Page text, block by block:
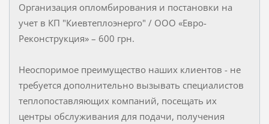
Организация опломбирования и постановки на
учет в КП "Киевтеплоэнерго" / ООО «Евро-
Реконструкция» – 600 грн.
Неоспоримое преимущество наших клиентов - не
требуется дополнительно вызывать специалистов
теплопоставляющих компаний, посещать их
центры обслуживания для подачи, получения